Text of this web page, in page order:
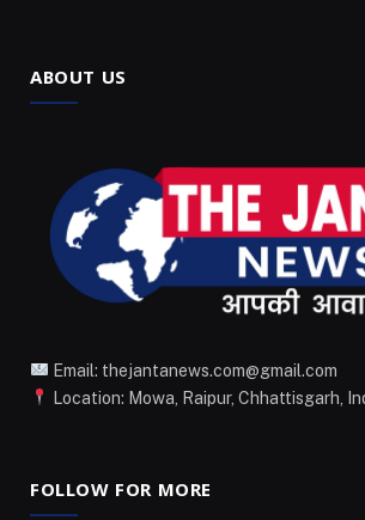
ABOUT US
Email: thejantanews.com@gmail.com
Location: Mowa, Raipur, Chhattisgarh,
FOLLOW FOR MORE